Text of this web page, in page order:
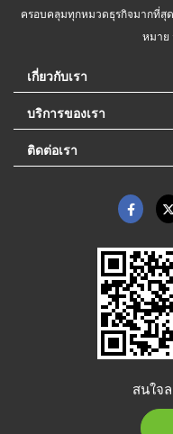
ครอบคลุมทุกหมวดธุรกิจมากที่สุ
หมาย
เกี่ยวกับเรา
บริการของเรา
ติดต่อเรา
สนใจ